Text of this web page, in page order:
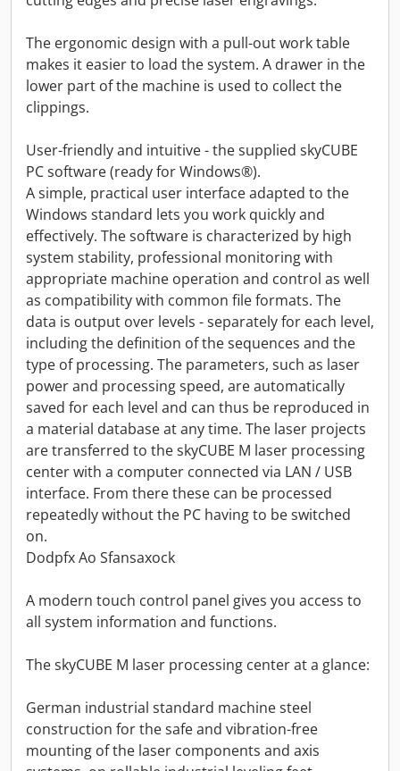
The ergonomic design with a pull-out work table
makes it easier to load the system. A drawer in the
lower part of the machine is used to collect the
clippings.
User-friendly and intuitive - the supplied skyCUBE
PC software (ready for Windows®).
A simple, practical user interface adapted to the
Windows standard lets you work quickly and
effectively. The software is characterized by high
system stability, professional monitoring with
appropriate machine operation and control as well
as compatibility with common file formats. The
data is output over levels - separately for each level,
including the definition of the sequences and the
type of processing. The parameters, such as laser
power and processing speed, are automatically
saved for each level and can thus be reproduced in
a material database at any time. The laser projects
are transferred to the skyCUBE M laser processing
center with a computer connected via LAN / USB
interface. From there these can be processed
repeatedly without the PC having to be switched
on.
Dodpfx Ao Sfansaxock
A modern touch control panel gives you access to
all system information and functions.
The skyCUBE M laser processing center at a glance:
German industrial standard machine steel
construction for the safe and vibration-free
mounting of the laser components and axis